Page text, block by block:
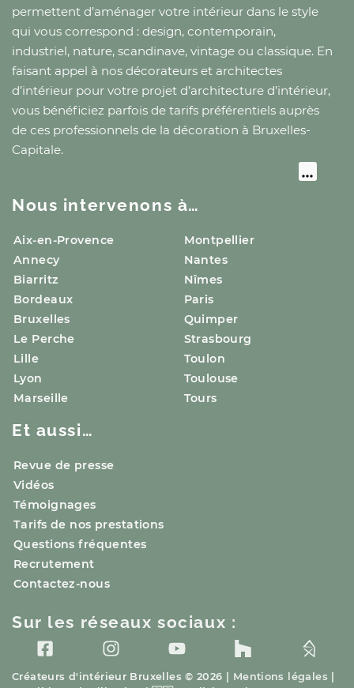
permettent d’aménager votre intérieur dans le style
qui vous correspond : design, contemporain,
industriel, nature, scandinave, vintage ou classique. En
faisant appel à nos décorateurs et architectes
d’intérieur pour votre projet d’architecture d’intérieur,
vous bénéficiez parfois de tarifs préférentiels auprès
de ces professionnels de la décoration à Bruxelles-
Capitale.
Nous intervenons à…
Aix-en-Provence
Annecy
Biarritz
Bordeaux
Bruxelles
Le Perche
Lille
Lyon
Marseille
Montpellier
Nantes
Nîmes
Paris
Quimper
Strasbourg
Toulon
Toulouse
Tours
Et aussi…
Revue de presse
Vidéos
Témoignages
Tarifs de nos prestations
Questions fréquentes
Recrutement
Contactez-nous
Créateurs d'intérieur Bruxelles © 2026 | Mentions légales
Sur les réseaux sociaux :